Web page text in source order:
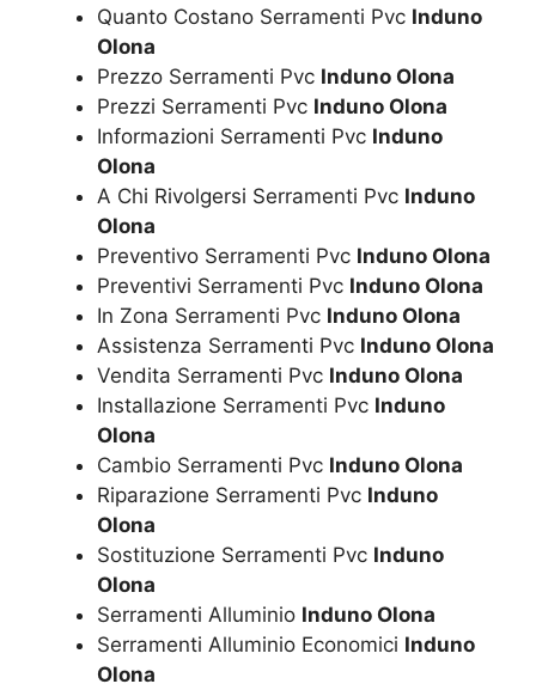
Quanto Costano Serramenti Pvc Induno
Olona
Prezzo Serramenti Pvc Induno Olona
Prezzi Serramenti Pvc Induno Olona
Informazioni Serramenti Pvc Induno
Olona
A Chi Rivolgersi Serramenti Pvc Induno
Olona
Preventivo Serramenti Pvc Induno Olona
Preventivi Serramenti Pvc Induno Olona
In Zona Serramenti Pvc Induno Olona
Assistenza Serramenti Pvc Induno Olona
Vendita Serramenti Pvc Induno Olona
Installazione Serramenti Pvc Induno
Olona
Cambio Serramenti Pvc Induno Olona
Riparazione Serramenti Pvc Induno
Olona
Sostituzione Serramenti Pvc Induno
Olona
Serramenti Alluminio Induno Olona
Serramenti Alluminio Economici Induno
Olona